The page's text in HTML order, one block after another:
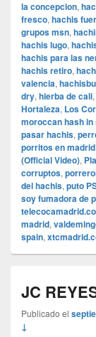
la concepcion,
fresco, hachis
grupos msn,
hachis lugo,
hachis para las
hachis retiro,
valencia,
dry, hierba de cali,
Hortaleza, Los
moroccan hash in
pasar hachis,
porritos en madrid
(Official Video),
corruptos,
del hachis, puto
soy fumadora de
madrid,
spain,
JC
Publicado el
↓